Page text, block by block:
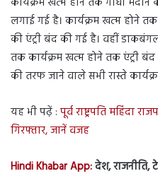
लगाई गई है। कार्यक्रम खत्म होने
की एंट्री बंद की गई है। वहीं
तक कार्यक्रम खत्म होने तक एंट्री
की तरफ जाने वाले सभी रास्ते
यह भी पढ़ें : पूर्व राष्ट्रपति महिंदा
गिरफ्तार, जानें वजह
Hindi Khabar App:देश, राजनीति,